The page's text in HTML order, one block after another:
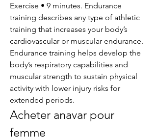
Exercise • 9 minutes. Endurance
training describes any type of athletic
training that increases your body’s
cardiovascular or muscular endurance.
Endurance training helps develop the
body’s respiratory capabilities and
muscular strength to sustain physical
activity with lower injury risks for
extended periods.
Acheter anavar pour
femme